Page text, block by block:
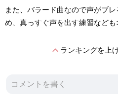
また、バラード曲なので声がブ
め、真っすぐ声を出す練習なども
expand_lessランキングを上